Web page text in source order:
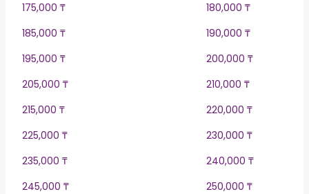
175,000 ₸
180,000 ₸
185,000 ₸
190,000 ₸
195,000 ₸
200,000 ₸
205,000 ₸
210,000 ₸
215,000 ₸
220,000 ₸
225,000 ₸
230,000 ₸
235,000 ₸
240,000 ₸
245,000 ₸
250,000 ₸